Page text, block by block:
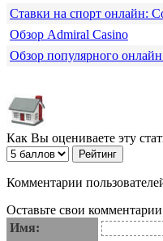
Ставки на спорт онлайн:
Обзор Admiral Casino
Обзор популярного
Как Вы оцениваете эту
Комментарии
Оставьте свои комментарии
Имя: